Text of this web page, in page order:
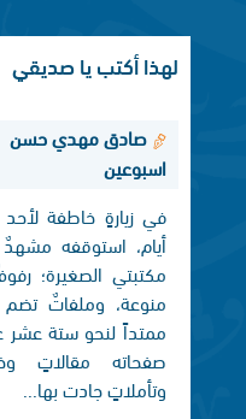
لهذا أكتب يا صديقي
صادق مهدي حسن
اسبوعين
في زيارةٍ خاطفة
أيام، استوقفه
مكتبتي الصغيرة؛
منوعة، وملفاتٌ تضم
ممتداً لنحو ستة عشر
صفحاته مقالاتٍ
وتأملاتٍ جادت بها...